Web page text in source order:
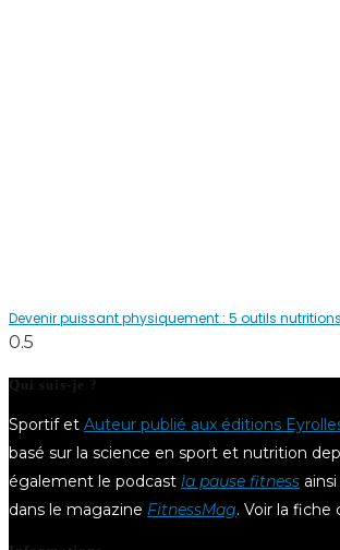
Devenir puissant physiquement : 5 outils nutritions
Qui suis-je ?
Sportif et Auteur publié aux éditions
basé sur la science en sport et nutrition
également le podcast la pause fitness
dans le magazine FitnessMag. Voir la fiche